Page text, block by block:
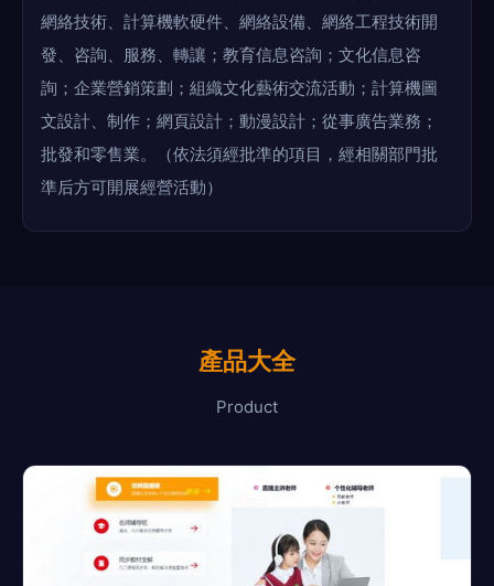
網絡技術、計算機軟硬件、網絡設備、網絡工程技術開
發、咨詢、服務、轉讓；教育信息咨詢；文化信息咨
詢；企業營銷策劃；組織文化藝術交流活動；計算機圖
文設計、制作；網頁設計；動漫設計；從事廣告業務；
批發和零售業。（依法須經批準的項目，經相關部門批
準后方可開展經營活動）
產品大全
Product